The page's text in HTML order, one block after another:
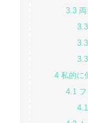
3.3両
4 私的に
4.1フ